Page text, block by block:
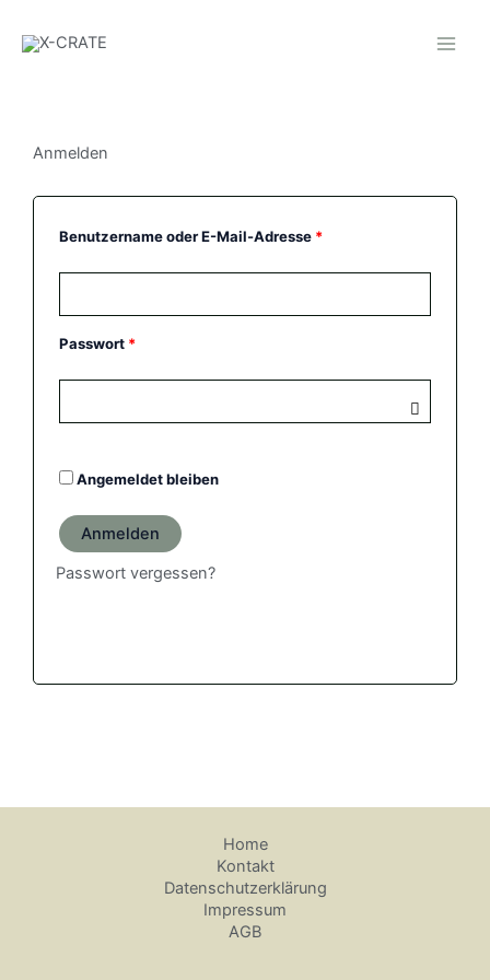
Inhalt
springen
Anmelden
Benutzername oder E-Mail-Adresse *
Passwort *
Angemeldet bleiben
Anmelden
Passwort vergessen?
Home
Kontakt
Datenschutzerklärung
Impressum
AGB